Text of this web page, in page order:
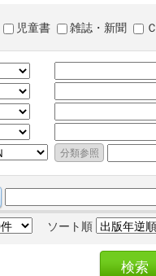
児童書 雑誌・新聞
ソート順